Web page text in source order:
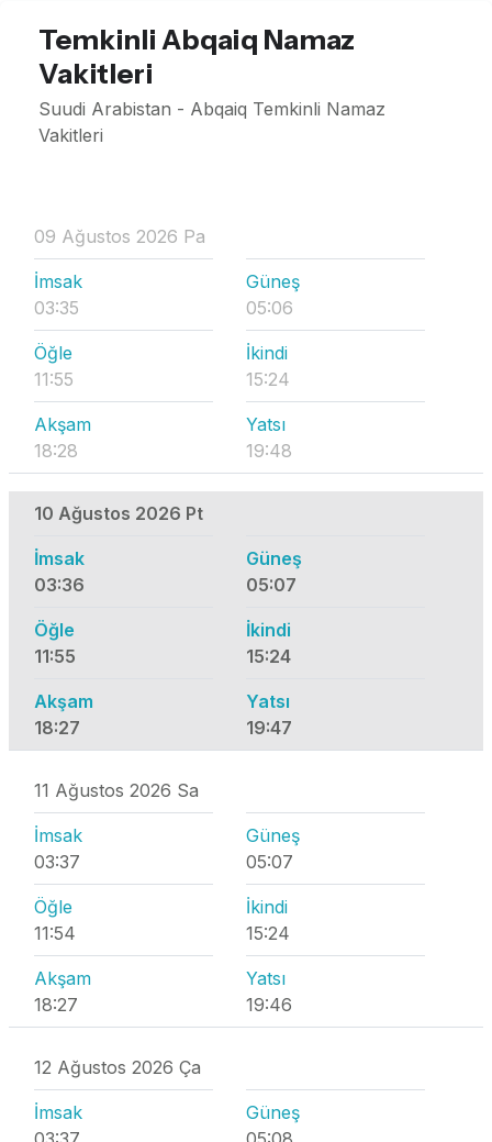
Temkinli Abqaiq Namaz
Vakitleri
Suudi Arabistan - Abqaiq Temkinli Namaz
Vakitleri
09 Ağustos 2026 Pa
İmsak
03:35
Güneş
05:06
Öğle
11:55
İkindi
15:24
Akşam
18:28
Yatsı
19:48
10 Ağustos 2026 Pt
İmsak
03:36
Güneş
05:07
Öğle
11:55
İkindi
15:24
Akşam
18:27
Yatsı
19:47
11 Ağustos 2026 Sa
İmsak
03:37
Güneş
05:07
Öğle
11:54
İkindi
15:24
Akşam
18:27
Yatsı
19:46
12 Ağustos 2026 Ça
İmsak
Güneş